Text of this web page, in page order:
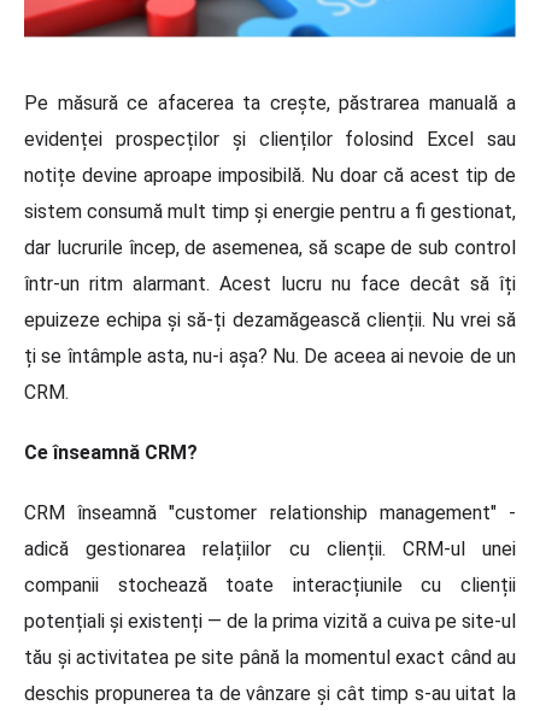
Pe măsură ce afacerea ta crește, păstrarea manuală a
evidenței prospecților și clienților folosind Excel sau
notițe devine aproape imposibilă. Nu doar că acest tip de
sistem consumă mult timp și energie pentru a fi gestionat,
dar lucrurile încep, de asemenea, să scape de sub control
într-un ritm alarmant. Acest lucru nu face decât să îți
epuizeze echipa și să-ți dezamăgească clienții. Nu vrei să
ți se întâmple asta, nu-i așa? Nu. De aceea ai nevoie de un
CRM.
Ce înseamnă CRM?
CRM înseamnă "customer relationship management" -
adică gestionarea relațiilor cu clienții. CRM-ul unei
companii stochează toate interacțiunile cu clienții
potențiali și existenți — de la prima vizită a cuiva pe site-ul
tău și activitatea pe site până la momentul exact când au
deschis propunerea ta de vânzare și cât timp s-au uitat la